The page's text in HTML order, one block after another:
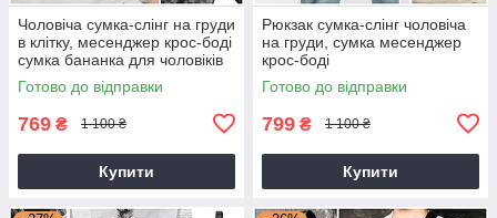
Чоловіча сумка-слінг на груди
в клітку, месенджер крос-боді
сумка бананка для чоловіків
Готово до відправки
769 ₴ 1 100 ₴
Купити
Рюкзак сумка-слінг чоловіча
на груди, сумка месенджер
крос-боді
Готово до відправки
799 ₴ 1 100 ₴
Купити